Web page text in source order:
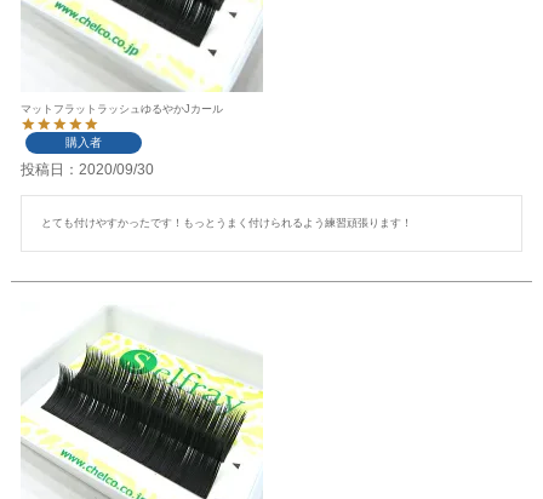
マットフラットラッシュゆるやかJカール
購入者
投稿日 2020/09/30
とても付けやすかったです！もっとうまく付けられるよう練習頑張ります！